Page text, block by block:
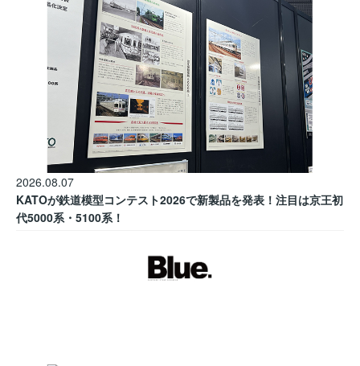
2026.08.07
KATOが鉄道模型コンテスト2026で新製品を発表！注目は京王初
代5000系・5100系！